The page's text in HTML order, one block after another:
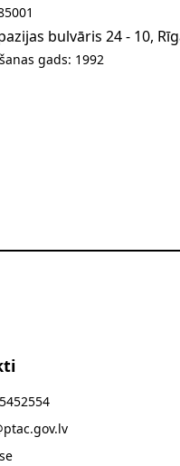
bulvāris 24 - 10,
gads: 1992